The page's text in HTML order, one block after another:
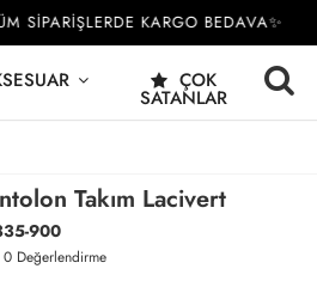
SİPARİŞLERDE KARGO BEDAVA✨
ÇOK
SATANLAR
Takım Lacivert
900
0 Değerlendirme